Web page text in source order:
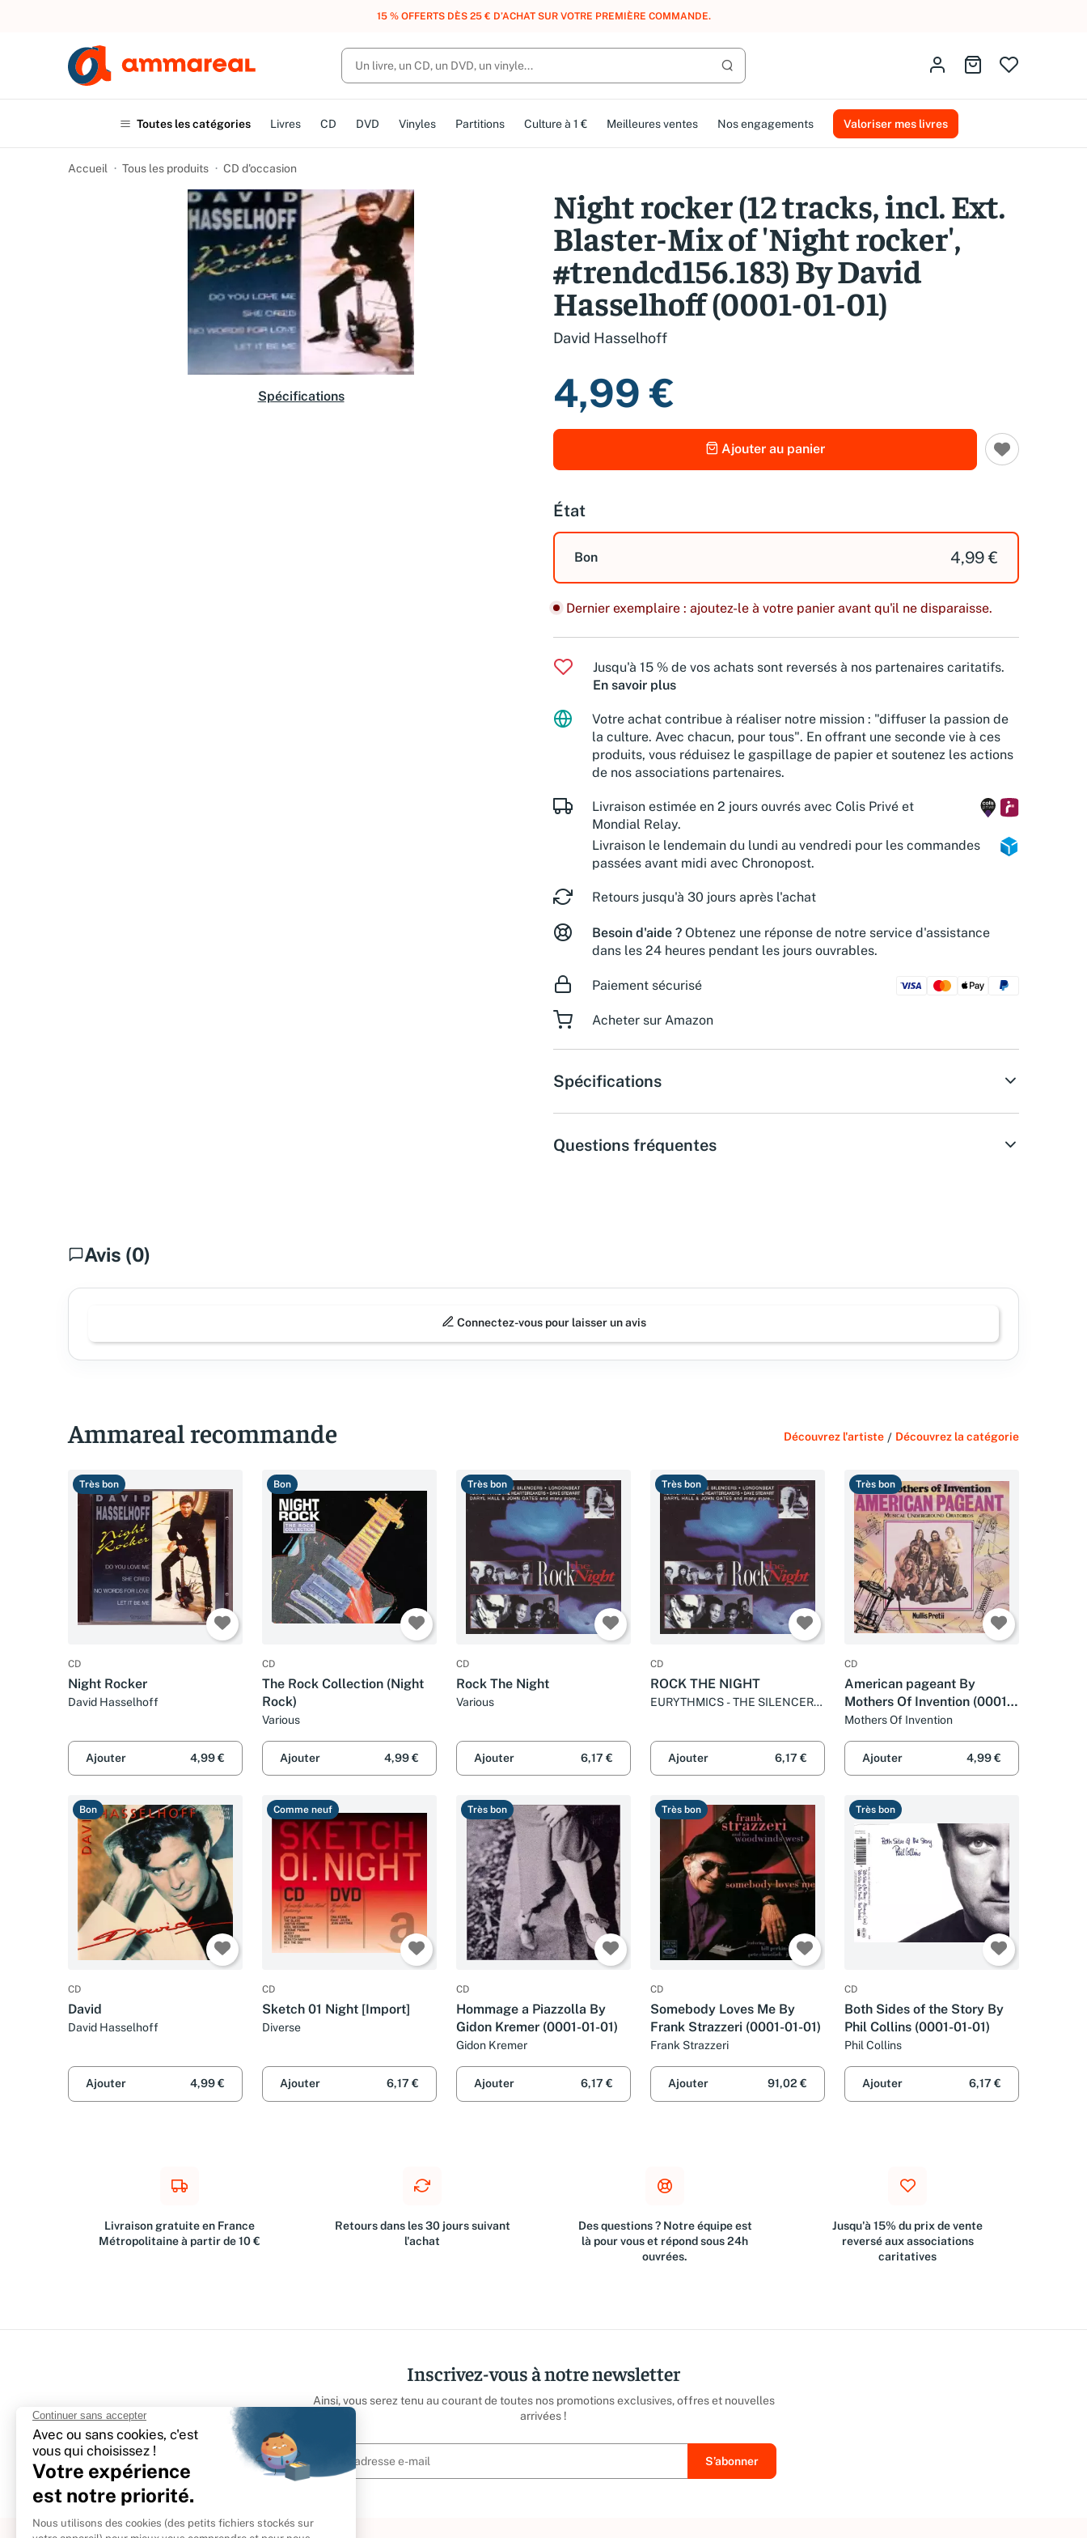
UN ACHAT, DES POINTS, DES RÉCOMPENSES :REJOIGNEZ GRATUITEMENT LE CLUB AMMAREAL.
Lancer la recherche
Identifiez-vousAller au panier
Toutes les catégories Livres CD DVD Vinyles Partitions Culture à 1 € Meilleures ventes Nos engagements Valoriser mes livres
Accueil Tous les produits CD d'occasion
Spécifications
Night rocker (12 tracks, incl. Ext.
Blaster-Mix of 'Night rocker',
#trendcd156.183) By David
Hasselhoff (0001-01-01)
David Hasselhoff
4,99 €
Ajouter au panier
État
Bon 4,99 €
Dernier exemplaire : ajoutez-le à votre panier avant qu'il ne disparaisse.
Jusqu'à 15 % de vos achats sont reversés à nos partenaires caritatifs.
En savoir plus
Votre achat contribue à réaliser notre mission : "diffuser la passion de
la culture. Avec chacun, pour tous". En offrant une seconde vie à ces
produits, vous réduisez le gaspillage de papier et soutenez les actions
de nos associations partenaires.
Livraison estimée en 2 jours ouvrés avec Colis Privé et
Mondial Relay.
Livraison le lendemain du lundi au vendredi pour les commandes
passées avant midi avec Chronopost.
Retours jusqu'à 30 jours après l'achat
Besoin d'aide ? Obtenez une réponse de notre service d'assistance
dans les 24 heures pendant les jours ouvrables.
Paiement sécurisé
Acheter sur Amazon
Spécifications
Questions fréquentes
Avis (0)
Connectez-vous pour laisser un avis
Ammareal recommande Découvrez l'artiste / Découvrez la catégorie
Très bon
CD
Night Rocker
David Hasselhoff
Ajouter 4,99 €
Bon
CD
The Rock Collection (Night
Rock)
Various
Ajouter 4,99 €
Très bon
CD
Rock The Night
Various
Ajouter 6,17 €
Très bon
CD
ROCK THE NIGHT
EURYTHMICS - THE SILENCERS
Ajouter 6,17 €
Très bon
CD
American pageant By
Mothers Of Invention (0001-
01-01)
Mothers Of Invention
Ajouter 4,99 €
Bon
CD
David
David Hasselhoff
Ajouter 4,99 €
Comme neuf
CD
Sketch 01 Night [Import]
Diverse
Ajouter 6,17 €
Très bon
CD
Hommage a Piazzolla By
Gidon Kremer (0001-01-01)
Gidon Kremer
Ajouter 6,17 €
Très bon
CD
Somebody Loves Me By
Frank Strazzeri (0001-01-01)
Frank Strazzeri
Ajouter 91,02 €
Très bon
CD
Both Sides of the Story By
Phil Collins (0001-01-01)
Phil Collins
Ajouter 6,17 €
Livraison gratuite en France
Métropolitaine à partir de 10 €
Retours dans les 30 jours suivant
l'achat
Des questions ? Notre équipe est
là pour vous et répond sous 24h
ouvrées.
Jusqu'à 15% du prix de vente
reversé aux associations
caritatives
Inscrivez-vous à notre newsletter
Ainsi, vous serez tenu au courant de toutes nos promotions exclusives, offres et nouvelles
arrivées !